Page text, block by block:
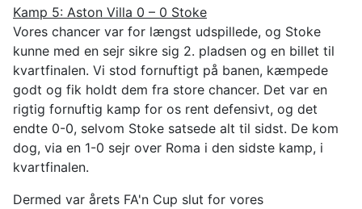
Kamp 5: Aston Villa 0 – 0 Stoke
Vores chancer var for længst udspillede, og Stoke
kunne med en sejr sikre sig 2. pladsen og en billet til
kvartfinalen. Vi stod fornuftigt på banen, kæmpede
godt og fik holdt dem fra store chancer. Det var en
rigtig fornuftig kamp for os rent defensivt, og det
endte 0-0, selvom Stoke satsede alt til sidst. De kom
dog, via en 1-0 sejr over Roma i den sidste kamp, i
kvartfinalen.
Dermed var årets FA'n Cup slut for vores